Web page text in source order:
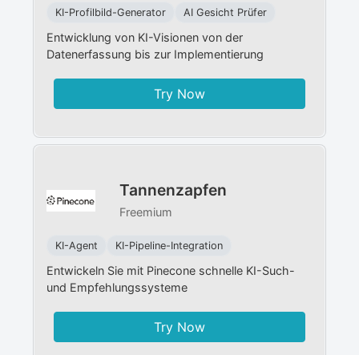
KI-Profilbild-Generator AI Gesicht Prüfer
Entwicklung von KI-Visionen von der
Datenerfassung bis zur Implementierung
Try Now
Tannenzapfen
Freemium
KI-Agent KI-Pipeline-Integration
Entwickeln Sie mit Pinecone schnelle KI-Such-
und Empfehlungssysteme
Try Now